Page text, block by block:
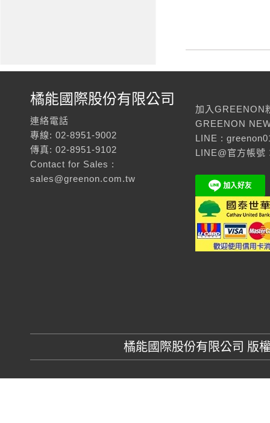
橘能國際股份有限公司
連絡電話
專線: 02-8951-9002
傳真: 02-8951-9102
Contact for Sales :
sales@greenon.com.tw
加入GREENON
GREENON
LINE :
LINE@官方帳號
橘能國際股份有限公司 版